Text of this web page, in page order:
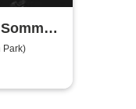
Park)